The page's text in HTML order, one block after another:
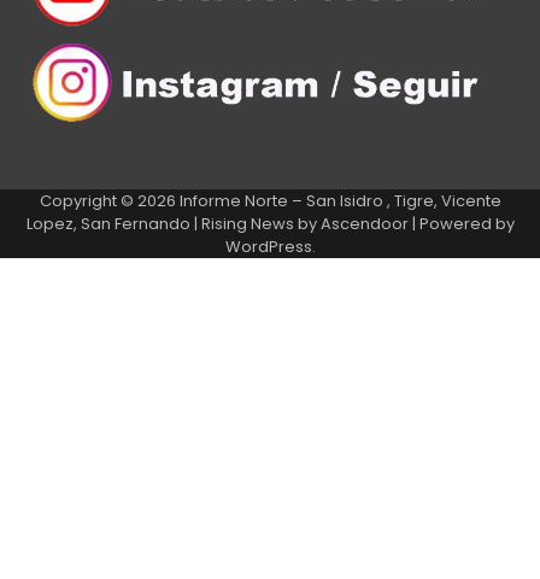
Copyright © 2026 Informe Norte – San Isidro , Tigre, Vicente
Lopez, San Fernando | Rising News byAscendoor| Powered by
WordPress.